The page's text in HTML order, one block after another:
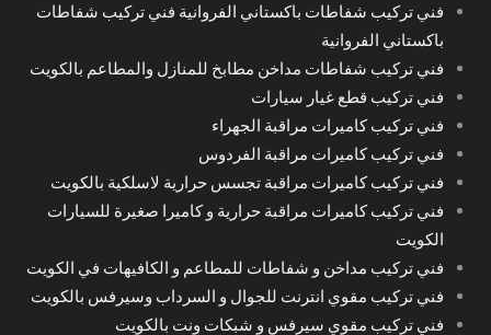
فني تركيب شفاطات باكستاني الفروانية فني تركيب شفاطات
باكستاني الفروانية
فني تركيب شفاطات مداخن مطابخ للمنازل والمطاعم بالكويت
فني تركيب قطع غيار سيارات
فني تركيب كاميرات مراقبة الجهراء
فني تركيب كاميرات مراقبة الفردوس
فني تركيب كاميرات مراقبة تجسس حرارية لاسلكية بالكويت
فني تركيب كاميرات مراقبة حرارية و كاميرا صغيرة للسيارات
الكويت
فني تركيب مداخن و شفاطات للمطاعم و الكافيهات في الكويت
فني تركيب مقوي انترنت للجوال و السرداب وسيرفس بالكويت
فني تركيب مقوي سيرفس و شبكات ونت بالكويت